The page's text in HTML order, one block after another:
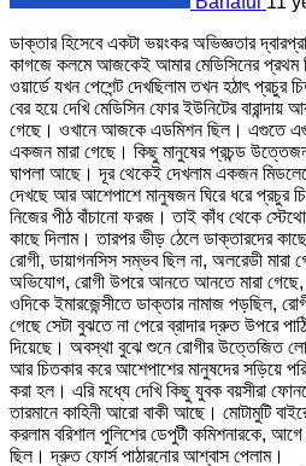
ডাক্তার হিসেবে একটা ভয়ংকর অভিজ্ঞতার
কাগজে কলমে আজকেই আমার মেডিসিনের
ওয়ার্ডে যখন পেশেন্ট দেখছিলাম তখন হঠাৎ প্রচুর
বের হয়ে দেখি মেডিসিন ফোর ইউনিটের
গেছে। ওখানে আজকে এডমিশন ছিল। এগুতে
একজন মারা গেছে। কিছু মানুষের প্রচন্ড
ঘাপলা আছে। দূর থেকেই দেখলাম একজন
দেখছে আর আশেপাশে মানুষজন ঘিরে ধরে প্রচুর
নিজের পীঠ বাঁচানো ফরজ। তাই কাঁধ থেকে
কাছে দিলাম। তারপর ভীড় ঠেলে ডাক্তারদের
রোগী, ডায়াগনসিস সম্ভব ছিল না, অলরেডী
অভিযোগ, রোগী উপরে আনতে আনতে মারা গেছে,
ওদিকে ইমারজেন্সীতে ডাক্তার নামাজ পড়ছিল,
গেছে সেটা বুঝতে না পেরে ব্রাদার দ্রুত উপরে
দিয়েছে। অবস্থা বুঝে শুনে রোগীর উত্তেজিত
আর চিতকার করে আশেপাশের মানুষদের সড়িয়ে
করা হল। এরি মধ্যে দেখি কিছু যুবক বয়সীরা
তারমানে কাহিনী আরো বাকী আছে। মোটামুটি
করলাম বরিশাল পুলিশের ডেপুটী কমিশনারকে,
ছিল। দ্রুত ফোর্স পাঠারনোর আশ্বাস পেলাম।